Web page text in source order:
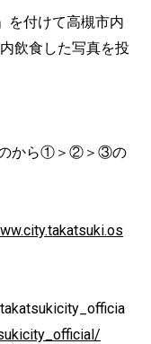
付けて高槻市内
飲食した写真を投
のから①＞②＞③の